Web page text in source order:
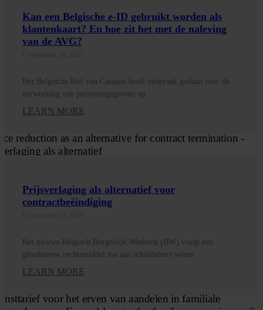
Kan een Belgische e-ID gebruikt worden als
klantenkaart? En hoe zit het met de naleving
van de AVG?
Het Belgische Hof van Cassatie heeft uitspraak gedaan over de
verwerking van persoonsgegevens op
LEARN MORE
Prijsverlaging als alternatief voor
contractbeëindiging
Het nieuwe Belgisch Burgerlijk Wetboek (BW) voegt een
gloednieuw rechtsmiddel toe aan schuldeisers wiens
LEARN MORE